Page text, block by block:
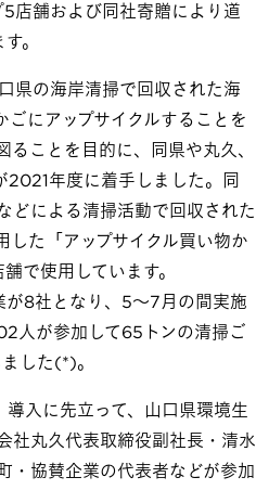
5店舗および同社寄贈により道
。
の海岸清掃で回収された海
にアップサイクルすることを
ことを目的に、同県や丸久、
2021年度に着手しました。同
どによる清掃活動で回収された
した「アップサイクル買い物か
で使用しています。
8社となり、5～7月の間実施
人が参加して65トンの清掃ご
した(*)。
導入に先立って、山口県環境生
社丸久代表取締役副社長・清水
・協賛企業の代表者などが参加